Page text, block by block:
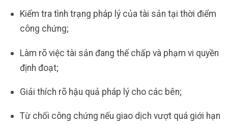
Kiểm tra tình trạng pháp lý của tài sản tại thời điểm
công chứng;
Làm rõ việc tài sản đang thế chấp và phạm vi quyền
định đoạt;
Giải thích rõ hậu quả pháp lý cho các bên;
Từ chối công chứng nếu giao dịch vượt quá giới hạn